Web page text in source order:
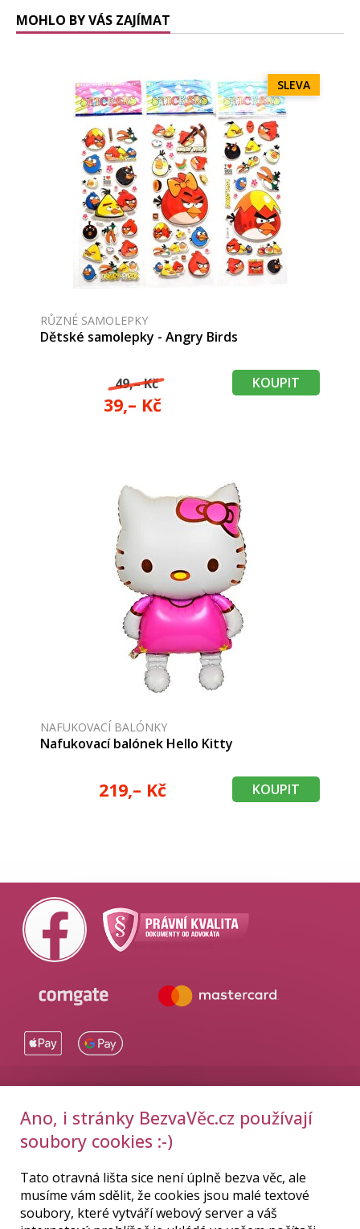
MOHLO BY VÁS ZAJÍMAT
SLEVA
RŮZNÉ SAMOLEPKY
Dětské samolepky - Angry Birds
49,– Kč
39,– Kč
KOUPIT
NAFUKOVACÍ BALÓNKY
Nafukovací balónek Hello Kitty
219,– Kč KOUPIT
DOPORUČUJEME:
© 2015–2026BezvaVěc.cz, všechna práva vyhrazena.E-shop
od uniqDesign.cz!
Ano, i stránky BezvaVěc.cz používají
soubory cookies :-)
Tato otravná lišta sice není úplně bezva věc, ale
musíme vám sdělit, že cookies jsou malé textové
soubory, které vytváří webový server a váš